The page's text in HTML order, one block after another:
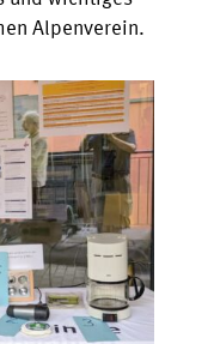
Alpenverein.